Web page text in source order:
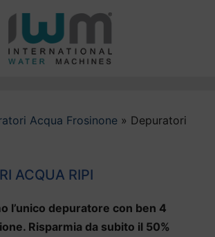
Acqua Frosinone » Depuratori
ACQUA RIPI
l’unico depuratore con ben 4
Risparmia da subito il 50%